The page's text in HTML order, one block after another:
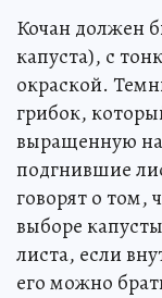
Кочан должен
капуста), с
окраской.
грибок,
выращенную
подгнившие
говорят о том,
выборе
листа, если
его можно